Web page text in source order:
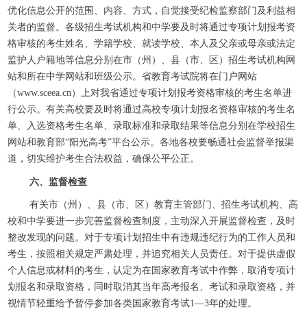
优化信息公开的范围、内容、方式，自觉接受纪检监察部门及利益相
关者的监督。各级招生考试机构和中学要及时将通过专项计划报考资
格审核的考生姓名、学籍学校、就读学校、本人及父亲或母亲或法定
监护人户籍地等信息分别在市（州）、县（市、区）招生考试机构网
站和所在中学网站和班级公示。省教育考试院将在门户网站
（www.sceea.cn）上对我省通过专项计划报考资格审核的考生名单进
行公示。有关高校要及时将通过高校专项计划报名资格审核的考生名
单、入选资格考生名单、录取标准和录取结果等信息分别在学校招生
网站和教育部“阳光高考”平台公示。各地各校要畅通社会监督举报渠
道，切实维护考生合法权益，确保公平公正。
六、监督检查
有关市（州）、县（市、区）教育主管部门、招生考试机构、高
校和中学要进一步完善监督检查制度，主动深入开展监督检查，及时
整改发现的问题。对于专项计划招生中有违规违纪行为的工作人员和
考生，按照相关规定严肃处理，并追究相关人员责任。对于提供虚假
个人信息或材料的考生，认定为在国家教育考试中作弊，取消专项计
划报名和录取资格，同时取消其当年高考报名、考试和录取资格，并
视情节轻重给予暂停参加各类国家教育考试1—3年的处理。